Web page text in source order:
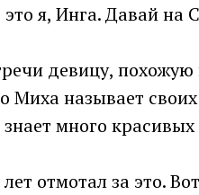
я, Инга. Давай на
девицу, похожую
Миха называет
много
отмотал за это.